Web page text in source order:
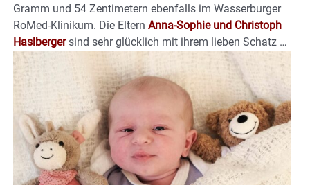
Gramm und 54 Zentimetern ebenfalls im Wasserburger
RoMed-Klinikum. Die Eltern Anna-Sophie und Christoph
Haslbergersind sehr glücklich mit ihrem lieben Schatz …